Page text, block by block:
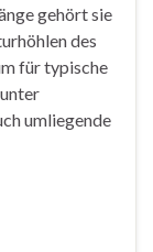
gehört sie
des
für typische
umliegende